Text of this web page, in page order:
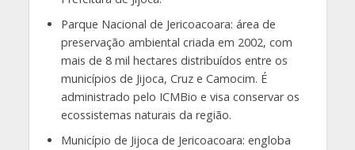
Parque Nacional de Jericoacoara: área de
preservação ambiental criada em 2002, com
mais de 8 mil hectares distribuídos entre os
municípios de Jijoca, Cruz e Camocim. É
administrado pelo ICMBio e visa conservar os
ecossistemas naturais da região.
Município de Jijoca de Jericoacoara: engloba